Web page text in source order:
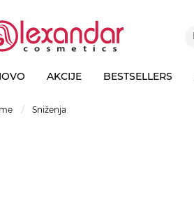
AKCIJE BESTSELLERS
sniženja